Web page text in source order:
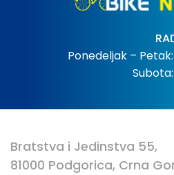
Ponedeljak –
Bratstva i Jedinstva 55,
81000 Podgorica, Crna